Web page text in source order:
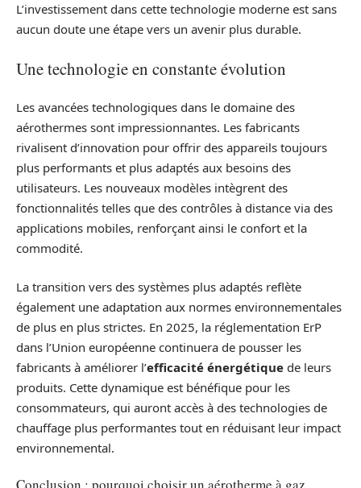
L’investissement dans cette technologie moderne est sans
aucun doute une étape vers un avenir plus durable.
Une technologie en constante évolution
Les avancées technologiques dans le domaine des
aérothermes sont impressionnantes. Les fabricants
rivalisent d’innovation pour offrir des appareils toujours
plus performants et plus adaptés aux besoins des
utilisateurs. Les nouveaux modèles intègrent des
fonctionnalités telles que des contrôles à distance via des
applications mobiles, renforçant ainsi le confort et la
commodité.
La transition vers des systèmes plus adaptés reflète
également une adaptation aux normes environnementales
de plus en plus strictes. En 2025, la réglementation ErP
dans l’Union européenne continuera de pousser les
fabricants à améliorer l’efficacité énergétique de leurs
produits. Cette dynamique est bénéfique pour les
consommateurs, qui auront accès à des technologies de
chauffage plus performantes tout en réduisant leur impact
environnemental.